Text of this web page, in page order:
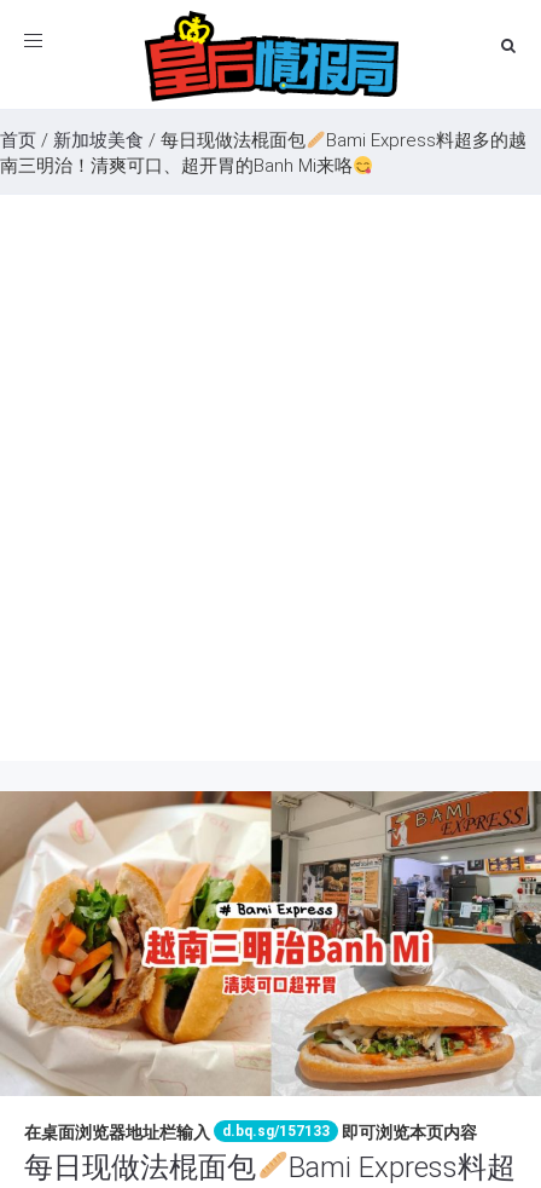
Toggle
首页 / 新加坡美食 / 每日现做法棍面包
Bami Express料超多的越
南三明治！清爽可口、超开胃的Banh Mi来咯
在桌面浏览器地址栏输入 d.bq.sg/157133 即可浏览本页内容
每日现做法棍面包
Bami Express料超